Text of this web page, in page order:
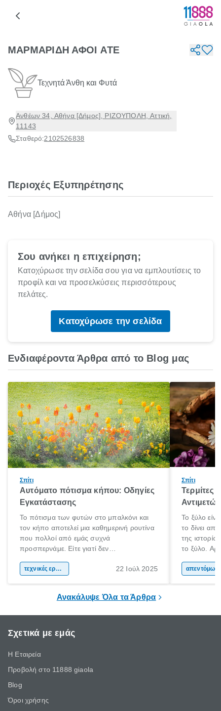
ΜΑΡΜΑΡΙΔΗ ΑΦΟΙ ΑTΕ
Τεχνητά Άνθη και Φυτά
Ανθέων 34, Αθήνα [Δήμος], ΡΙΖΟΥΠΟΛΗ, Αττική,
11143
Σταθερό:2102526838
Περιοχές Εξυπηρέτησης
Αθήνα [Δήμος]
Σου ανήκει η επιχείρηση;
Κατοχύρωσε την σελίδα σου για να εμπλουτίσεις το
προφίλ και να προσελκύσεις περισσότερους
πελάτες.
Κατοχύρωσε την σελίδα
Ενδιαφέροντα Άρθρα από το Blog μας
Σπίτι
Αυτόματο πότισμα κήπου: Οδηγίες
Εγκατάστασης
Το πότισμα των φυτών στο μπαλκόνι και
τον κήπο αποτελεί μια καθημερινή ρουτίνα
που πολλοί από εμάς συχνά
προσπερνάμε. Είτε γιατί δεν
Αυτό ωστόσο, έχει πολύ αρνητικές
και μάλιστα, είναι καλό να την λαμβάνουν
τεχνικές εργασίες 22 Ιούλ 2025
Σπίτι
Τερμίτες
Το ξύλο
το δίνει
της
το ξύλο.
και
Ανακάλυψε Όλα τα Άρθρα
Σχετικά με εμάς
Η Εταιρεία
Προβολή στο 11888 giaola
Blog
Όροι χρήσης